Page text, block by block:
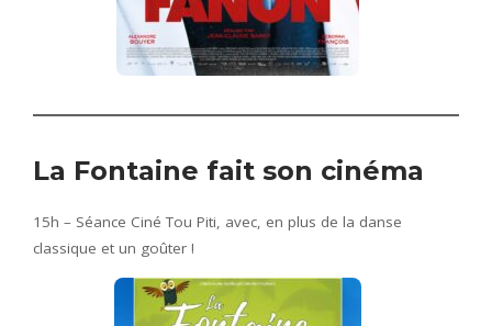
La Fontaine fait son cinéma
15h – Séance Ciné Tou Piti, avec, en plus de la danse
classique et un goûter !